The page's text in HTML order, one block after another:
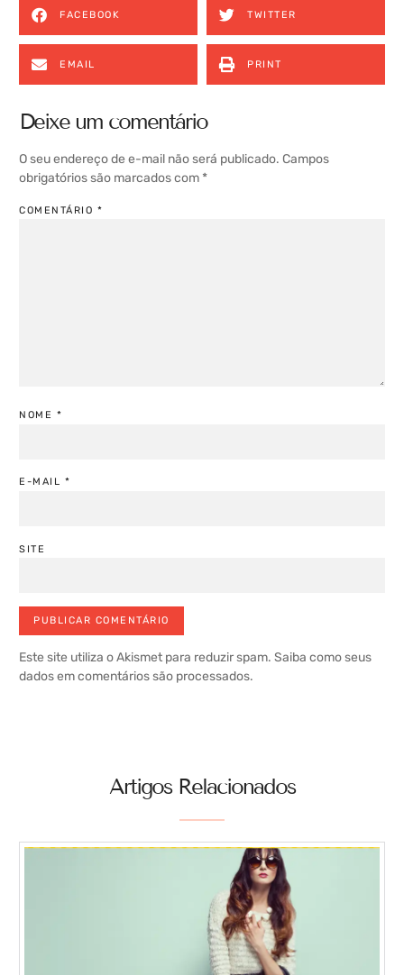
FACEBOOK TWITTER
EMAIL PRINT
Deixe um comentário
O seu endereço de e-mail não será publicado. Campos
obrigatórios são marcados com *
COMENTÁRIO *
NOME *
E-MAIL *
SITE
Este site utiliza o Akismet para reduzir spam. Saiba como seus
dados em comentários são processados.
Artigos Relacionados